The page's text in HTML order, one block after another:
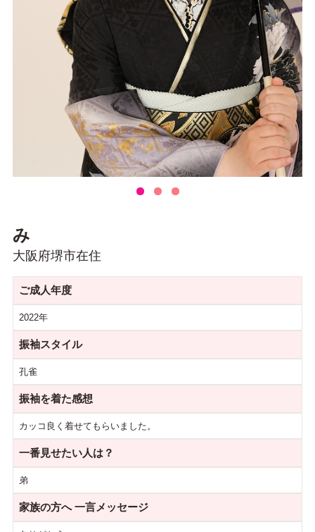
み
大阪府堺市在住
ご成人年度
2022年
振袖スタイル
孔雀
振袖を着た感想
カッコ良く着せてもらいました。
一番見せたい人は？
弟
家族の方へ一言メッセージ